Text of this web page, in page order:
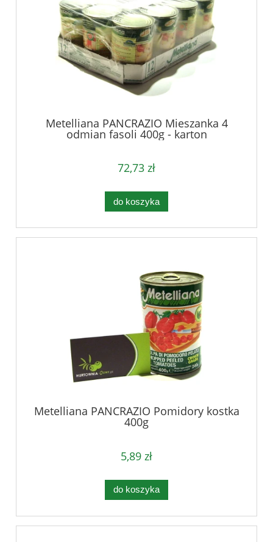
Metelliana PANCRAZIO Mieszanka 4
odmian fasoli 400g - karton
72,73 zł
do koszyka
Metelliana PANCRAZIO Pomidory kostka
400g
5,89 zł
do koszyka